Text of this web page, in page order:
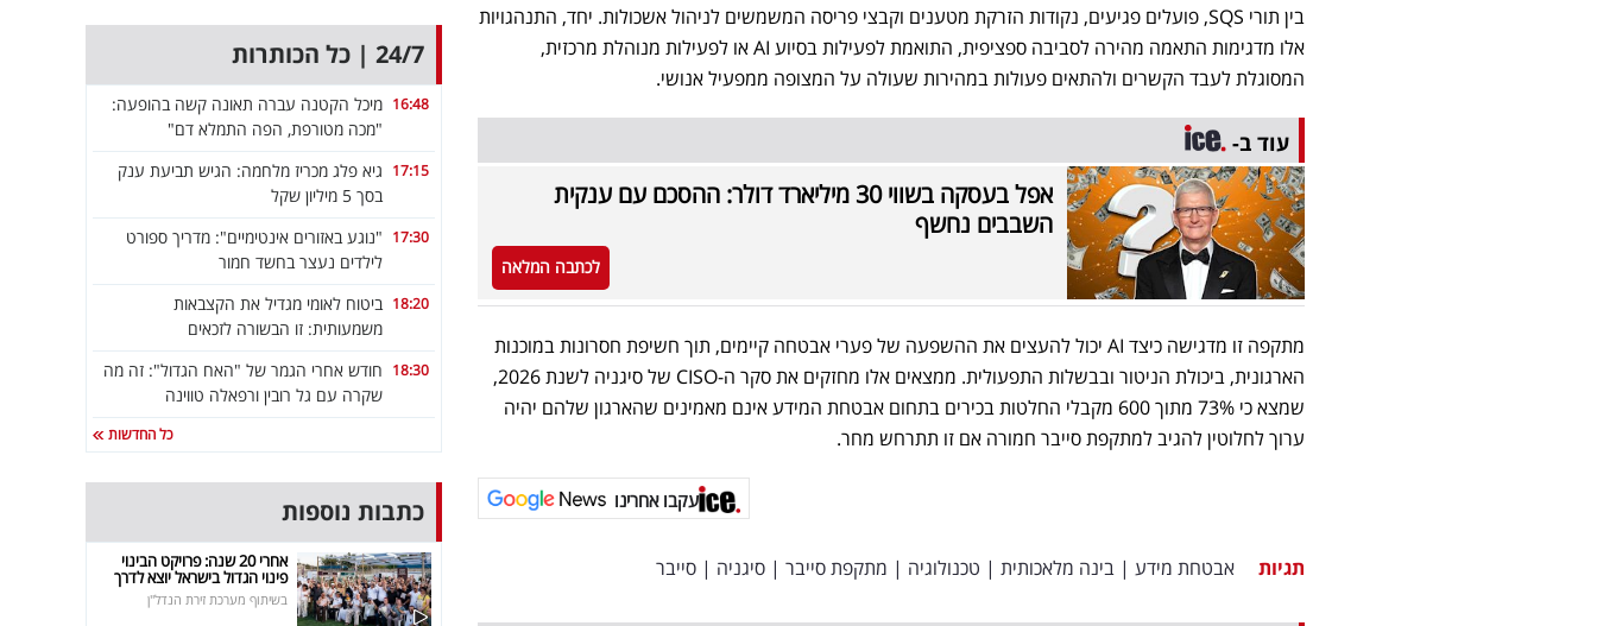
בין תורי SQS, פועלים פגיעים, נקודות הזרקת מטענים וקבצי פריסה המשמשים לניהול אשכולות. יחד, התנהגויות
אלו מדגימות התאמה מהירה לסביבה ספציפית, התואמת לפעילות בסיוע AI או לפעילות מנוהלת מרכזית,
המסוגלת לעבד הקשרים ולהתאים פעולות במהירות שעולה על המצופה ממפעיל אנושי.
עוד ב-
אפל בעסקה בשווי 30 מיליארד דולר: ההסכם עם ענקית
השבבים נחשף
לכתבה המלאה
מתקפה זו מדגישה כיצד AI יכול להעצים את ההשפעה של פערי אבטחה קיימים, תוך חשיפת חסרונות במוכנות
הארגונית, ביכולת הניטור ובבשלות התפעולית. ממצאים אלו מחזקים את סקר ה-CISO של סיגניה לשנת 2026,
שמצא כי 73% מתוך 600 מקבלי החלטות בכירים בתחום אבטחת המידע אינם מאמינים שהארגון שלהם יהיה
ערוך לחלוטין להגיב למתקפת סייבר חמורה אם זו תתרחש מחר.
עקבו אחרינו
תגיות אבטחת מידע | בינה מלאכותית | טכנולוגיה | מתקפת סייבר | סיגניה | סייבר
24/7 | כל הכותרות
16:48 מיכל הקטנה עברה תאונה קשה בהופעה:
"מכה מטורפת, הפה התמלא דם"
17:15 גיא פלג מכריז מלחמה: הגיש תביעת ענק
בסך 5 מיליון שקל
17:30 "נוגע באזורים אינטימיים": מדריך ספורט
לילדים נעצר בחשד חמור
18:20 ביטוח לאומי מגדיל את הקצבאות
משמעותית: זו הבשורה לזכאים
18:30 חודש אחרי הגמר של "האח הגדול": זה מה
שקרה עם גל רובין ורפאלה טווינה
כל החדשות
כתבות נוספות
אחרי 20 שנה: פרויקט הבינוי
פינוי הגדול בישראל יוצא לדרך
בשיתוף מערכת זירת הנדל"ן